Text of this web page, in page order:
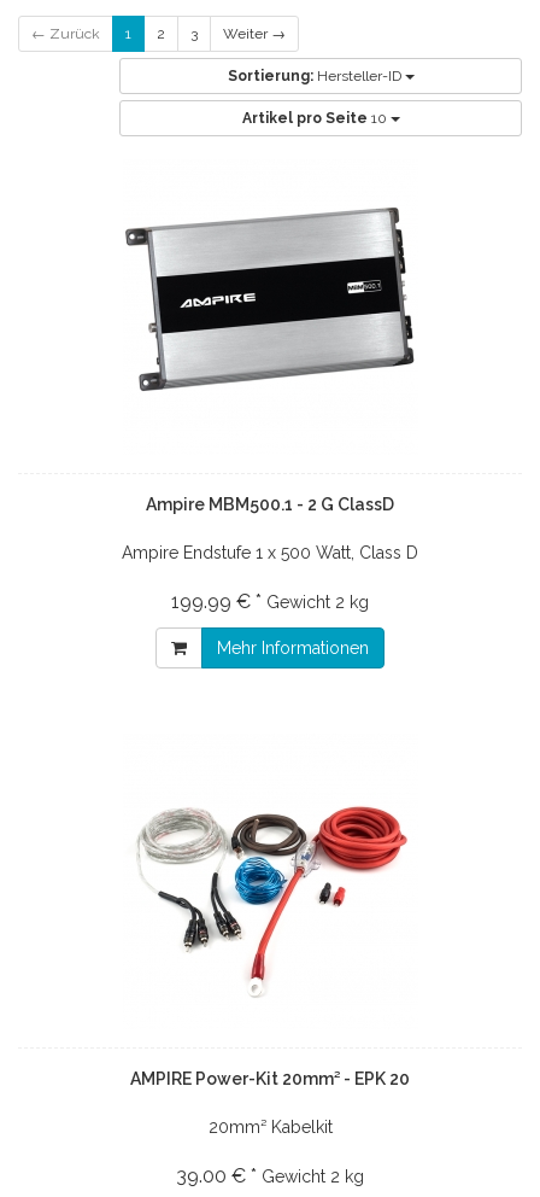
← Zurück 1 2 3 Weiter →
Sortierung: Hersteller-ID
Artikel pro Seite 10
Ampire MBM500.1 - 2 G ClassD
Ampire Endstufe 1 x 500 Watt, Class D
199.99 € * Gewicht 2 kg
Mehr Informationen
AMPIRE Power-Kit 20mm² - EPK 20
20mm² Kabelkit
39.00 € * Gewicht 2 kg